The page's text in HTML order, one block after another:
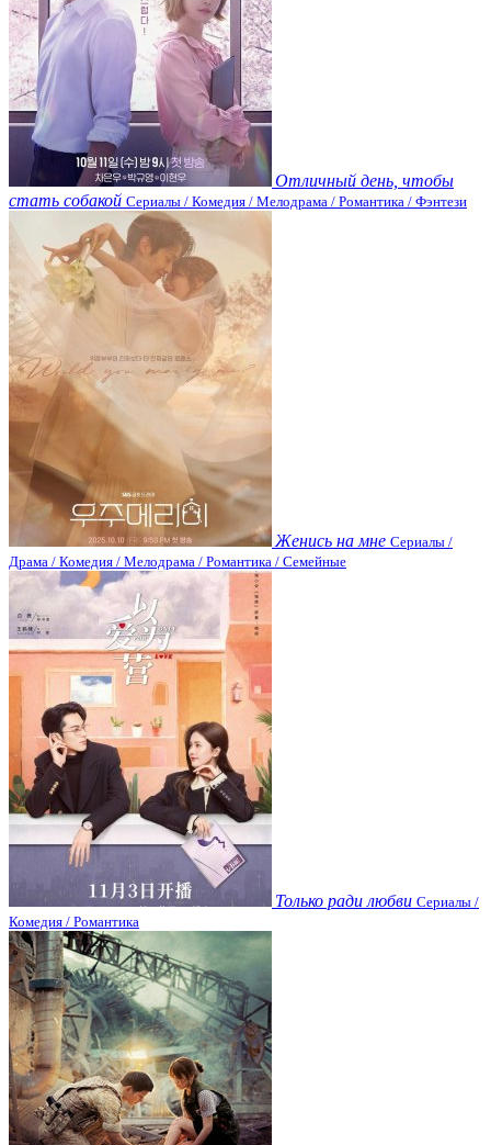
Отличный день, чтобы
стать собакой Сериалы / Комедия / Мелодрама / Романтика / Фэнтези
Женись на мне Сериалы /
Драма / Комедия / Мелодрама / Романтика / Семейные
Только ради любви Сериалы /
Комедия / Романтика